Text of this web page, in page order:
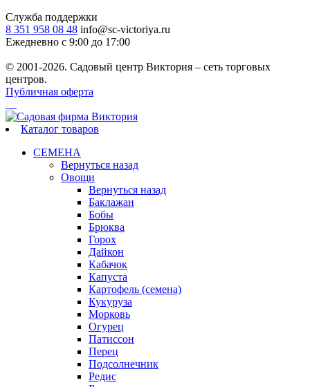
Служба поддержки
8 351 958 08 48 info@sc-victoriya.ru
Ежедневно с 9:00 до 17:00
© 2001-2026. Садовый центр Виктория – сеть торговых
центров.
Публичная оферта
Каталог товаров
СЕМЕНА
Вернуться назад
Овощи
Вернуться назад
Баклажан
Бобы
Брюква
Горох
Дайкон
Кабачок
Капуста
Картофель (семена)
Кукуруза
Морковь
Огурец
Патиссон
Перец
Подсолнечник
Редис